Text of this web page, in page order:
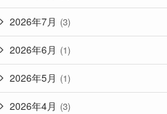
2026年7月 (3)
2026年6月 (1)
2026年5月 (1)
2026年4月 (3)